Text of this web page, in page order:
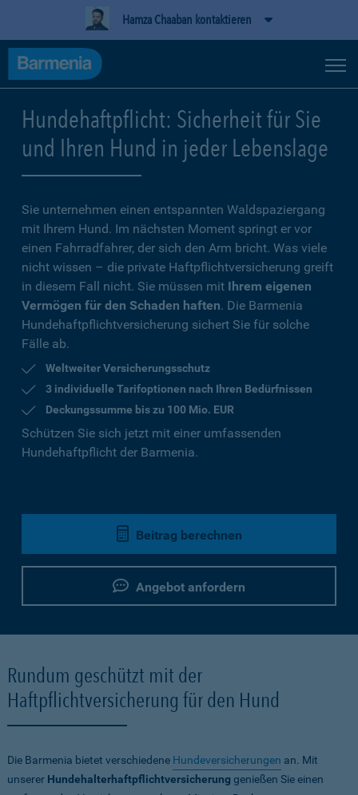
Hamza Chaaban kontaktieren
Hundehaftpflicht: Sicherheit für Sie
und Ihren Hund in jeder Lebenslage
Sie unternehmen einen entspannten Waldspaziergang
mit Ihrem Hund. Im nächsten Moment springt er vor
einen Fahrradfahrer, der sich den Arm bricht. Was viele
nicht wissen – die private Haftpflichtversicherung greift
in diesem Fall nicht. Sie müssen mit Ihrem eigenen
Vermögen für den Schaden haften. Die Barmenia
Hundehaftpflichtversicherung sichert Sie für solche
Fälle ab.
Weltweiter Versicherungsschutz
3 individuelle Tarifoptionen nach Ihren Bedürfnissen
Deckungssumme bis zu 100 Mio. EUR
Schützen Sie sich jetzt mit einer umfassenden
Hundehaftpflicht der Barmenia.
Beitrag berechnen
Angebot anfordern
Rundum geschützt mit der
Haftpflichtversicherung für den Hund
Die Barmenia bietet verschiedene Hundeversicherungen an. Mit
unserer Hundehalterhaftpflichtversicherung genießen Sie einen